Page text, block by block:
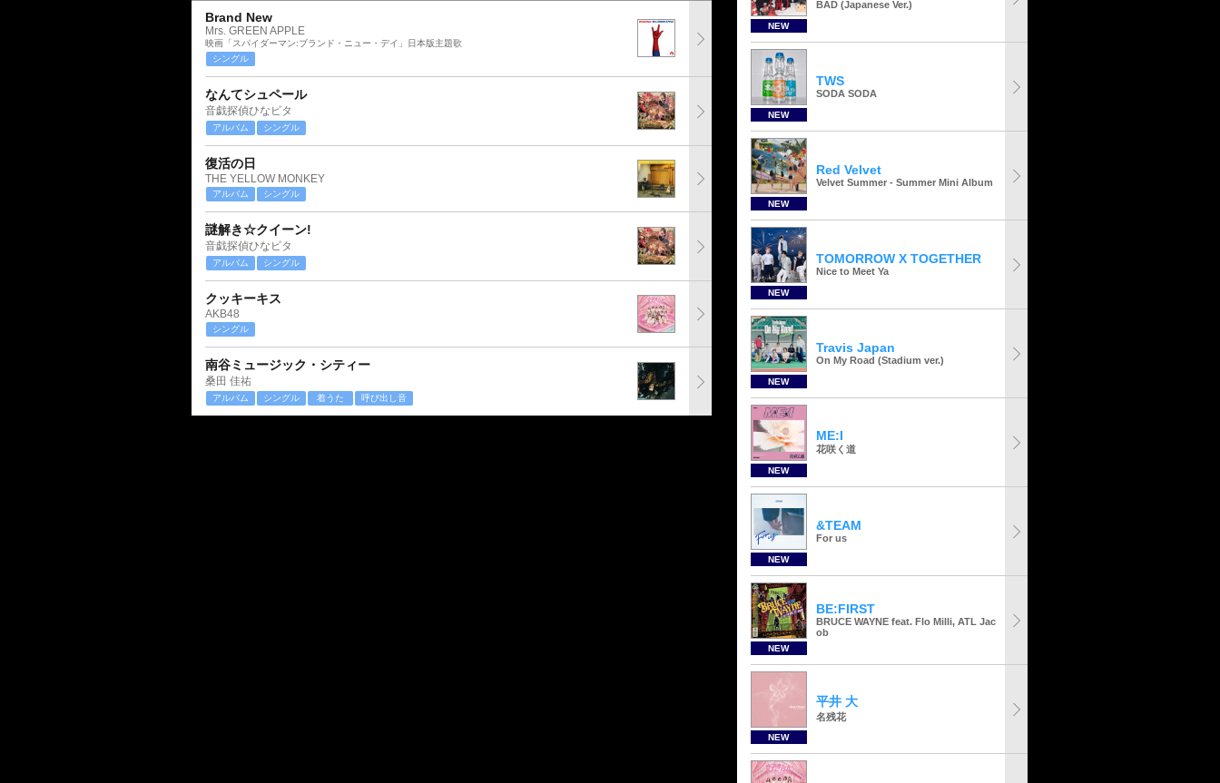
Brand New
Mrs. GREEN APPLE
映画「スパイダーマン:ブランド・ニュー・デイ」日本版主題歌
シングル
なんてシュペール
音戯探偵ひなビタ
アルバム シングル
復活の日
THE YELLOW MONKEY
アルバム シングル
謎解き☆クイーン!
音戯探偵ひなビタ
アルバム シングル
クッキーキス
AKB48
シングル
南谷ミュージック・シティー
桑田 佳祐
アルバム シングル 着うた 呼び出し音
NEW
BAD (Japanese Ver.)
NEW
TWS
SODA SODA
NEW
Red Velvet
Velvet Summer - Summer Mini Album
NEW
TOMORROW X TOGETHER
Nice to Meet Ya
NEW
Travis Japan
On My Road (Stadium ver.)
NEW
ME:I
花咲く道
NEW
&TEAM
For us
NEW
BE:FIRST
BRUCE WAYNE feat. Flo Milli, ATL Jac
ob
NEW
平井 大
名残花